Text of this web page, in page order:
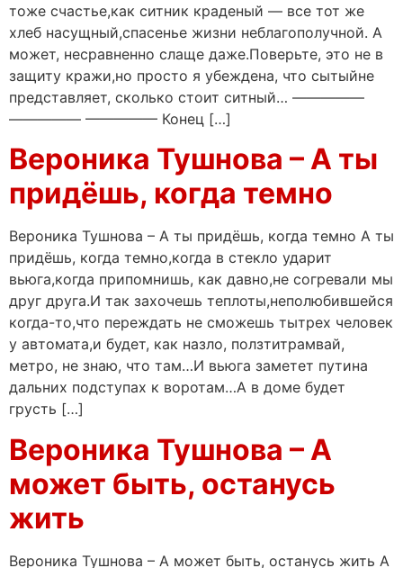
тоже счастье,как ситник краденый — все тот же
хлеб насущный,спасенье жизни неблагополучной. А
может, несравненно слаще даже.Поверьте, это не в
защиту кражи,но просто я убеждена, что сытыйне
представляет, сколько стоит ситный… —————
————— ————— Конец […]
Вероника Тушнова – А ты
придёшь, когда темно
Вероника Тушнова – А ты придёшь, когда темно А ты
придёшь, когда темно,когда в стекло ударит
вьюга,когда припомнишь, как давно,не согревали мы
друг друга.И так захочешь теплоты,неполюбившейся
когда-то,что переждать не сможешь тытрех человек
у автомата,и будет, как назло, ползтитрамвай,
метро, не знаю, что там…И вьюга заметет путина
дальних подступах к воротам…А в доме будет
грусть […]
Вероника Тушнова – А
может быть, останусь
жить
Вероника Тушнова – А может быть, останусь жить А